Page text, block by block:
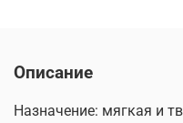
Описание
Назначение: мягкая и